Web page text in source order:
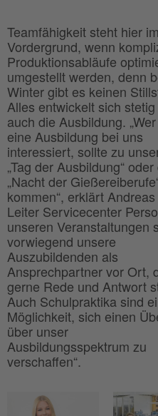
Teamfähigkeit steht hier im
Vordergrund, wenn
Produktionsabläufe
umgestellt werden, denn
Winter gibt es keinen
Alles entwickelt sich
auch die Ausbildung.
eine Ausbildung bei uns
interessiert, sollte zu
„Tag der Ausbildung“
„Nacht der
kommen“, erklärt
Leiter Servicecenter
unseren Veranstaltungen
vorwiegend unsere
Auszubildenden als
Ansprechpartner vor Ort,
gerne Rede und Antwort
Auch Schulpraktika sind
Möglichkeit, sich einen
über unser
Ausbildungsspektrum zu
verschaffen“.